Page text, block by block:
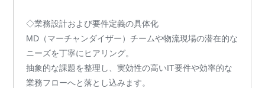
◇業務設計および要件定義の具体化
MD（マーチャンダイザー）チームや物流現場の潜在的な
ニーズを丁寧にヒアリング。
抽象的な課題を整理し、実効性の高いIT要件や効率的な
業務フローへと落とし込みます。